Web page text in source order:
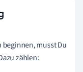
beginnen, musst Du
zählen: